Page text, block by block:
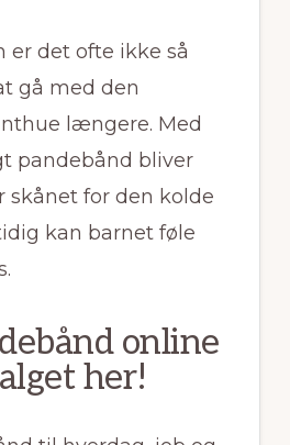
er det ofte ikke så
gå med den
længere. Med
pandebånd bliver
skånet for den kolde
kan barnet føle
online
her!